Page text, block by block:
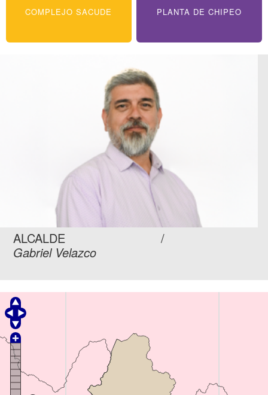
COMPLEJO SACUDE PLANTA DE CHIPEO
ALCALDE
Gabriel Velazco